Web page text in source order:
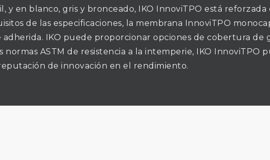
y en blanco, gris y bronceado, IKO InnoviTPO está
de las especificaciones, la membrana InnoviTPO
IKO puede proporcionar opciones de cobertura de
normas ASTM de resistencia a la intemperie, IKO InnoviTPO
de innovación en el rendimiento.